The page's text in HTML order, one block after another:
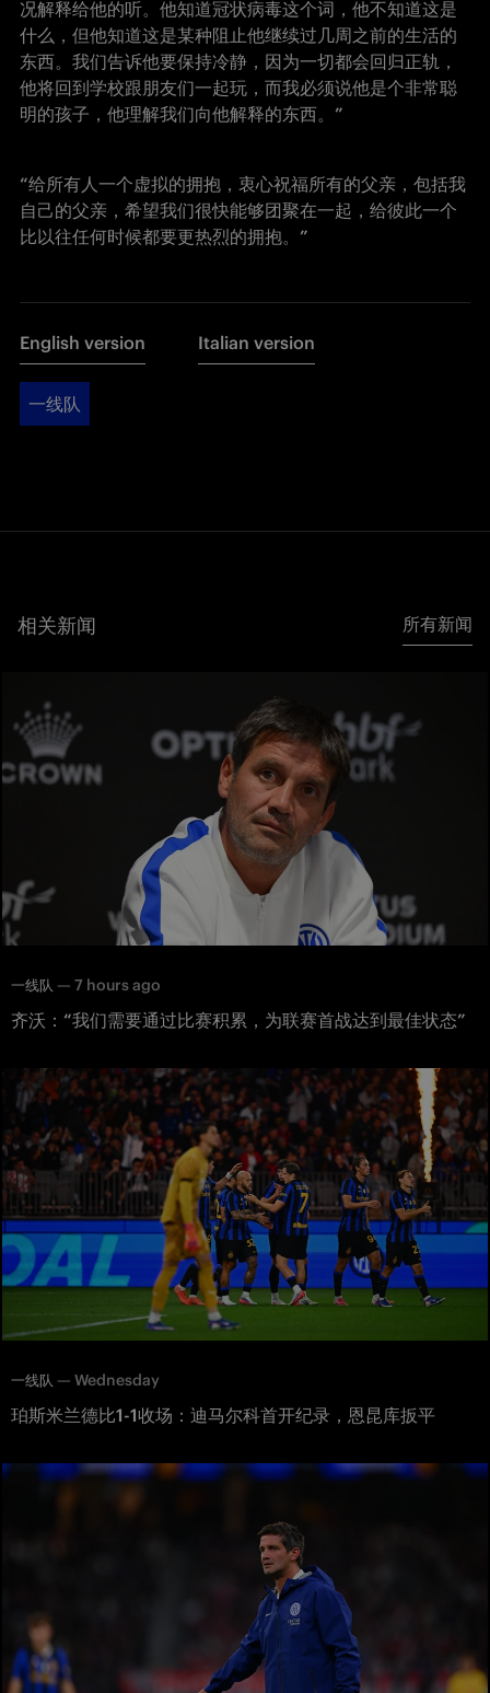
况解释给他的听。他知道冠状病毒这个词，他不知道这是
什么，但他知道这是某种阻止他继续过几周之前的生活的
东西。我们告诉他要保持冷静，因为一切都会回归正轨，
他将回到学校跟朋友们一起玩，而我必须说他是个非常聪
明的孩子，他理解我们向他解释的东西。”
“给所有人一个虚拟的拥抱，衷心祝福所有的父亲，包括我
自己的父亲，希望我们很快能够团聚在一起，给彼此一个
比以往任何时候都要更热烈的拥抱。”
English version Italian version
一线队
相关新闻 所有新闻
一线队 — 7 hours ago
齐沃：“我们需要通过比赛积累，为联赛首战达到最佳状态”
一线队 — Wednesday
珀斯米兰德比1-1收场：迪马尔科首开纪录，恩昆库扳平